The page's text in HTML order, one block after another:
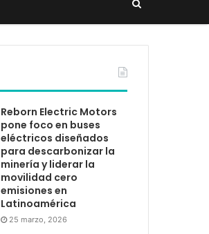
Reborn Electric Motors
pone foco en buses
eléctricos diseñados
para descarbonizar la
minería y liderar la
movilidad cero
emisiones en
Latinoamérica
25 marzo, 2026